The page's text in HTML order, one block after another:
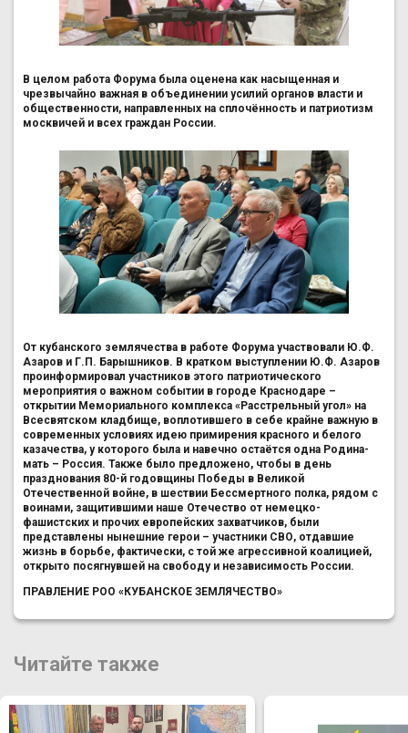
В целом работа Форума была оценена как насыщенная и
чрезвычайно важная в объединении усилий органов власти и
общественности, направленных на сплочённость и патриотизм
москвичей и всех граждан России.
От кубанского землячества в работе Форума участвовали Ю.Ф.
Азаров и Г.П. Барышников. В кратком выступлении Ю.Ф. Азаров
проинформировал участников этого патриотического
мероприятия о важном событии в городе Краснодаре –
открытии Мемориального комплекса «Расстрельный угол» на
Всесвятском кладбище, воплотившего в себе крайне важную в
современных условиях идею примирения красного и белого
казачества, у которого была и навечно остаётся одна Родина-
мать – Россия. Также было предложено, чтобы в день
празднования 80-й годовщины Победы в Великой
Отечественной войне, в шествии Бессмертного полка, рядом с
воинами, защитившими наше Отечество от немецко-
фашистских и прочих европейских захватчиков, были
представлены нынешние герои – участники СВО, отдавшие
жизнь в борьбе, фактически, с той же агрессивной коалицией,
открыто посягнувшей на свободу и независимость России.
ПРАВЛЕНИЕ РОО «КУБАНСКОЕ ЗЕМЛЯЧЕСТВО»
Читайте также